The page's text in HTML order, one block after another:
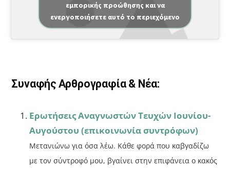
e
b
o
k
ai
l
ρ
α
σ
ίτ
ε
εμπορικής προώθησης και να
ενεργοποιήσετε αυτό το περιεχόμενο
Συναφής Αρθρογραφία & Νέα:
Ερωτήσεις Αναγνωστών Τευχών Ιουνίου-
Αυγούστου (επικοινωνία συντρόφων)
Μετανιώνω για όσα λέω. Κάθε φορά που καβγαδίζω
με τον σύντροφό μου, βγαίνει στην επιφάνεια ο κακός